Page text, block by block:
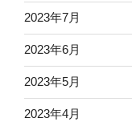
2023年7月
2023年6月
2023年5月
2023年4月